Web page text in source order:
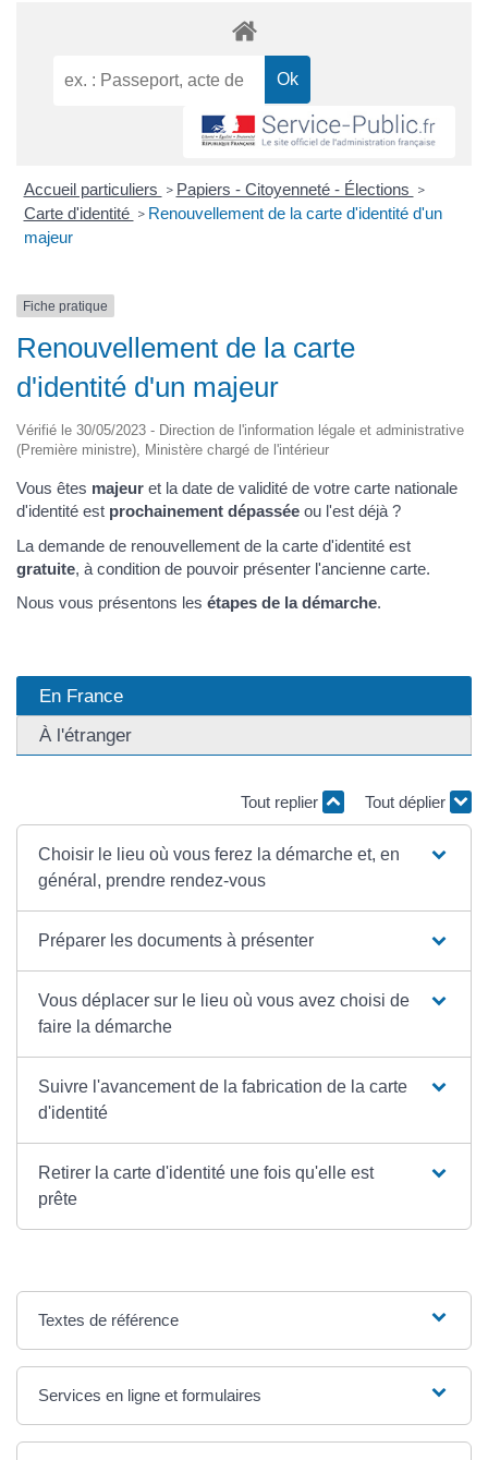
Accueil particuliers > Papiers - Citoyenneté - Élections >
Carte d'identité > Renouvellement de la carte d'identité d'un
majeur
Fiche pratique
Renouvellement de la carte
d'identité d'un majeur
Vérifié le 30/05/2023 - Direction de l'information légale et administrative
(Première ministre), Ministère chargé de l'intérieur
Vous êtes majeur et la date de validité de votre carte nationale
d'identité est prochainement dépassée ou l'est déjà ?
La demande de renouvellement de la carte d'identité est
gratuite, à condition de pouvoir présenter l'ancienne carte.
Nous vous présentons les étapes de la démarche.
En France
À l'étranger
Tout replier Tout déplier
Choisir le lieu où vous ferez la démarche et, en
général, prendre rendez-vous
Préparer les documents à présenter
Vous déplacer sur le lieu où vous avez choisi de
faire la démarche
Suivre l'avancement de la fabrication de la carte
d'identité
Retirer la carte d'identité une fois qu'elle est
prête
Textes de référence
Services en ligne et formulaires